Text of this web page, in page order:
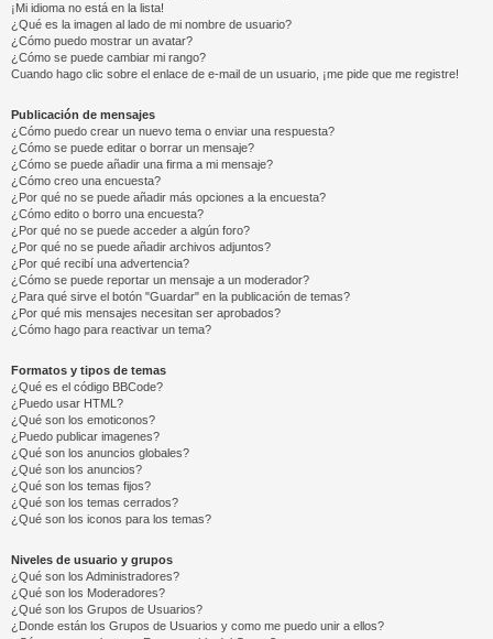
¡Mi idioma no está en la lista!
¿Qué es la imagen al lado de mi nombre de usuario?
¿Cómo puedo mostrar un avatar?
¿Cómo se puede cambiar mi rango?
Cuando hago clic sobre el enlace de e-mail de un usuario, ¡me pide que me registre!
Publicación de mensajes
¿Cómo puedo crear un nuevo tema o enviar una respuesta?
¿Cómo se puede editar o borrar un mensaje?
¿Cómo se puede añadir una firma a mi mensaje?
¿Cómo creo una encuesta?
¿Por qué no se puede añadir más opciones a la encuesta?
¿Cómo edito o borro una encuesta?
¿Por qué no se puede acceder a algún foro?
¿Por qué no se puede añadir archivos adjuntos?
¿Por qué recibí una advertencia?
¿Cómo se puede reportar un mensaje a un moderador?
¿Para qué sirve el botón "Guardar" en la publicación de temas?
¿Por qué mis mensajes necesitan ser aprobados?
¿Cómo hago para reactivar un tema?
Formatos y tipos de temas
¿Qué es el código BBCode?
¿Puedo usar HTML?
¿Qué son los emoticonos?
¿Puedo publicar imagenes?
¿Qué son los anuncios globales?
¿Qué son los anuncios?
¿Qué son los temas fijos?
¿Qué son los temas cerrados?
¿Qué son los iconos para los temas?
Niveles de usuario y grupos
¿Qué son los Administradores?
¿Qué son los Moderadores?
¿Qué son los Grupos de Usuarios?
¿Donde están los Grupos de Usuarios y como me puedo unir a ellos?